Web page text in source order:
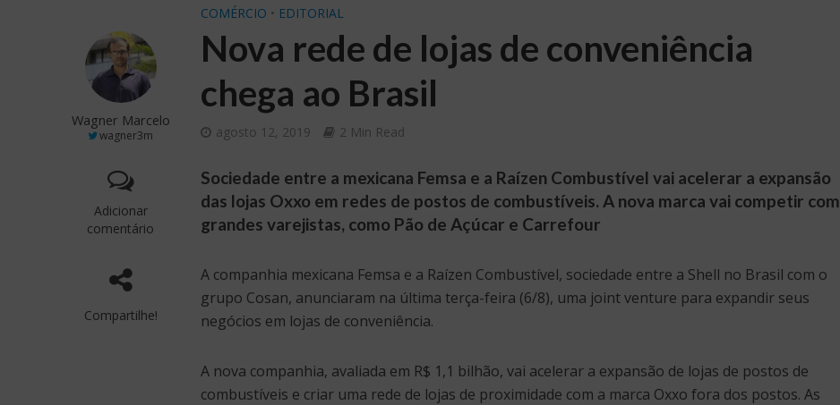
Wagner Marcelo
wagner3m
Adicionar
comentário
Compartilhe!
COMÉRCIO • EDITORIAL
Nova rede de lojas de conveniência
chega ao Brasil
agosto 12, 2019 2 Min Read
Sociedade entre a mexicana Femsa e a Raízen Combustível vai acelerar a expansão
das lojas Oxxo em redes de postos de combustíveis. A nova marca vai competir com
grandes varejistas, como Pão de Açúcar e Carrefour
A companhia mexicana Femsa e a Raízen Combustível, sociedade entre a Shell no Brasil com o
grupo Cosan, anunciaram na última terça-feira (6/8), uma joint venture para expandir seus
negócios em lojas de conveniência.
A nova companhia, avaliada em R$ 1,1 bilhão, vai acelerar a expansão de lojas de postos de
combustíveis e criar uma rede de lojas de proximidade com a marca Oxxo fora dos postos. As